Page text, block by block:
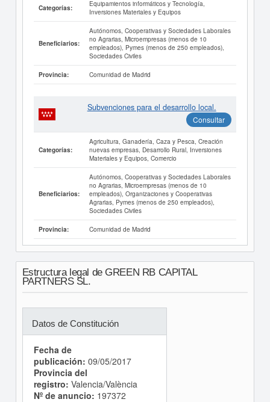
Categorías:
Equipamientos informáticos y Tecnología,
Inversiones Materiales y Equipos
Beneficiarios:
Autónomos, Cooperativas y Sociedades Laborales
no Agrarias, Microempresas (menos de 10
empleados), Pymes (menos de 250 empleados),
Sociedades Civiles
Provincia: Comunidad de Madrid
Subvenciones para el desarrollo local.
Consultar
Categorías:
Agricultura, Ganadería, Caza y Pesca, Creación
nuevas empresas, Desarrollo Rural, Inversiones
Materiales y Equipos, Comercio
Beneficiarios:
Autónomos, Cooperativas y Sociedades Laborales
no Agrarias, Microempresas (menos de 10
empleados), Organizaciones y Cooperativas
Agrarias, Pymes (menos de 250 empleados),
Sociedades Civiles
Provincia: Comunidad de Madrid
Estructura legal de GREEN RB CAPITAL
PARTNERS SL.
Datos de Constitución
Fecha de
publicación: 09/05/2017
Provincia del
registro: Valencia/València
Nº de anuncio: 197372